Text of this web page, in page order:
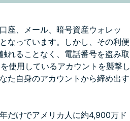
座、メール、暗号資産ウォレッ
なっています。しかし、その利便
れることなく、電話番号を盗み取
使用しているアカウントを襲撃し
た自身のアカウントから締め出す
だけでアメリカ人に約4,900万ド